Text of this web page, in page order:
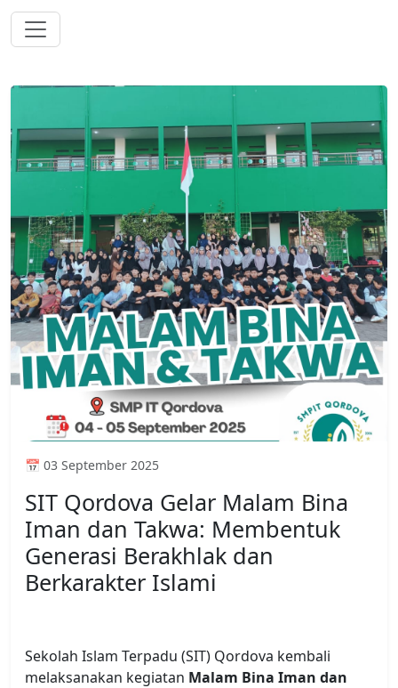
📅 03 September 2025
SIT Qordova Gelar Malam Bina
Iman dan Takwa: Membentuk
Generasi Berakhlak dan
Berkarakter Islami
Sekolah Islam Terpadu (SIT) Qordova kembali
melaksanakan kegiatan Malam Bina Iman dan